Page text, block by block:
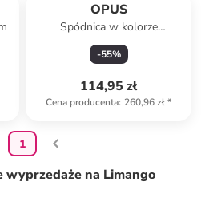
OPUS
Spódnica w kolorze
granatowym
-55%
114,95 zł
Cena producenta: 260,96 zł*
1
wyprzedaże na Limango